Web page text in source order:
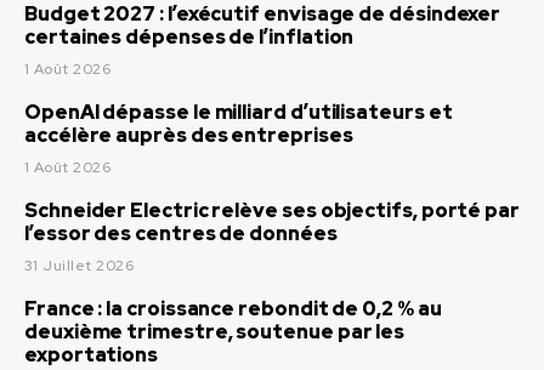
Budget 2027 : l’exécutif envisage de désindexer
certaines dépenses de l’inflation
1 Août 2026
OpenAI dépasse le milliard d’utilisateurs et
accélère auprès des entreprises
1 Août 2026
Schneider Electric relève ses objectifs, porté par
l’essor des centres de données
31 Juillet 2026
France : la croissance rebondit de 0,2 % au
deuxième trimestre, soutenue par les
exportations